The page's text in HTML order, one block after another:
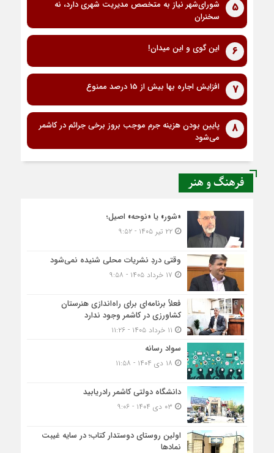
5
شورای‌شهر نیاز به متخصص مدیریت شهری دارد، نه
سخنران
6 این گوی و این میدان!
7 افزایش اجاره بها بیش از 15 درصد ممنوع
8
پایین بودن هزینه جرم موجب بروز برخی جرائم در کاشمر
می‌شود
فرهنگ و هنر
«شور» یا «نوحه» اصیل؛
۲۲ تیر ۱۴۰۵ - ۹:۵۲
وقتی دردِ نشریات محلی شنیده نمی‌شود
فعلاً برنامه‌ای برای راه‌اندازی هنرستان
کشاورزی در کاشمر وجود ندارد
سواد رسانه
دانشگاه دولتی کاشمر‌ رادریابید
اولین روستای دوستدار کتاب؛ در سایه غیبت
نمادها